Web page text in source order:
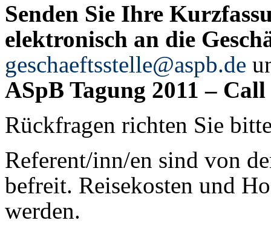
Senden Sie Ihre
elektronisch an die
geschaeftsstelle@aspb.de
ASpB Tagung 2011 –
Rückfragen richten Sie
Referent/inn/en sind von
befreit. Reisekosten und
werden.